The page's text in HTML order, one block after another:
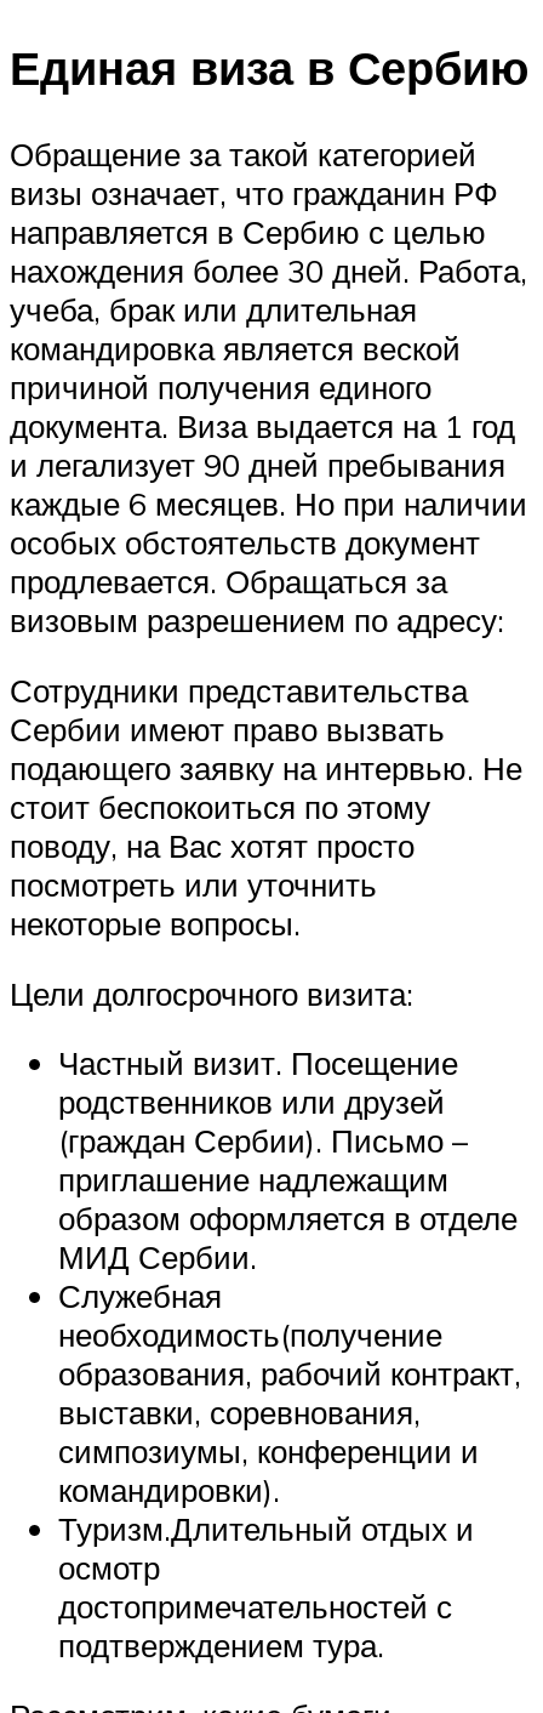
Единая виза в Сербию
Обращение за такой категорией
визы означает, что гражданин РФ
направляется в Сербию с целью
нахождения более 30 дней. Работа,
учеба, брак или длительная
командировка является веской
причиной получения единого
документа. Виза выдается на 1 год
и легализует 90 дней пребывания
каждые 6 месяцев. Но при наличии
особых обстоятельств документ
продлевается. Обращаться за
визовым разрешением по адресу:
Сотрудники представительства
Сербии имеют право вызвать
подающего заявку на интервью. Не
стоит беспокоиться по этому
поводу, на Вас хотят просто
посмотреть или уточнить
некоторые вопросы.
Цели долгосрочного визита:
Частный визит. Посещение
родственников или друзей
(граждан Сербии). Письмо –
приглашение надлежащим
образом оформляется в отделе
МИД Сербии.
Служебная
необходимость(получение
образования, рабочий контракт,
выставки, соревнования,
симпозиумы, конференции и
командировки).
Туризм.Длительный отдых и
осмотр
достопримечательностей с
подтверждением тура.